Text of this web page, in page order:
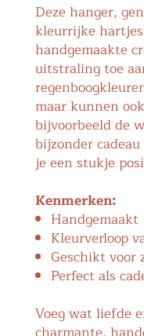
Deze hanger,
kleurrijke
handgemaakte
uitstraling toe
maar kunnen
bijvoorbeeld de
bijzonder
je een stukje
Kenmerken:
Handgemaakt
Kleurverloop
Geschikt voor
Perfect als
Voeg wat liefde